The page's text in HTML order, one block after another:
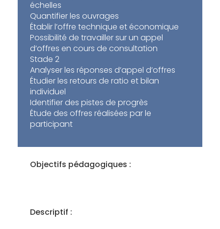
échelles
Quantifier les ouvrages
Établir l’offre technique et économique
Possibilité de travailler sur un appel
d’offres en cours de consultation
Stade 2
Analyser les réponses d’appel d’offres
Étudier les retours de ratio et bilan
individuel
Identifier des pistes de progrès
Étude des offres réalisées par le
participant
Objectifs pédagogiques :
Descriptif :